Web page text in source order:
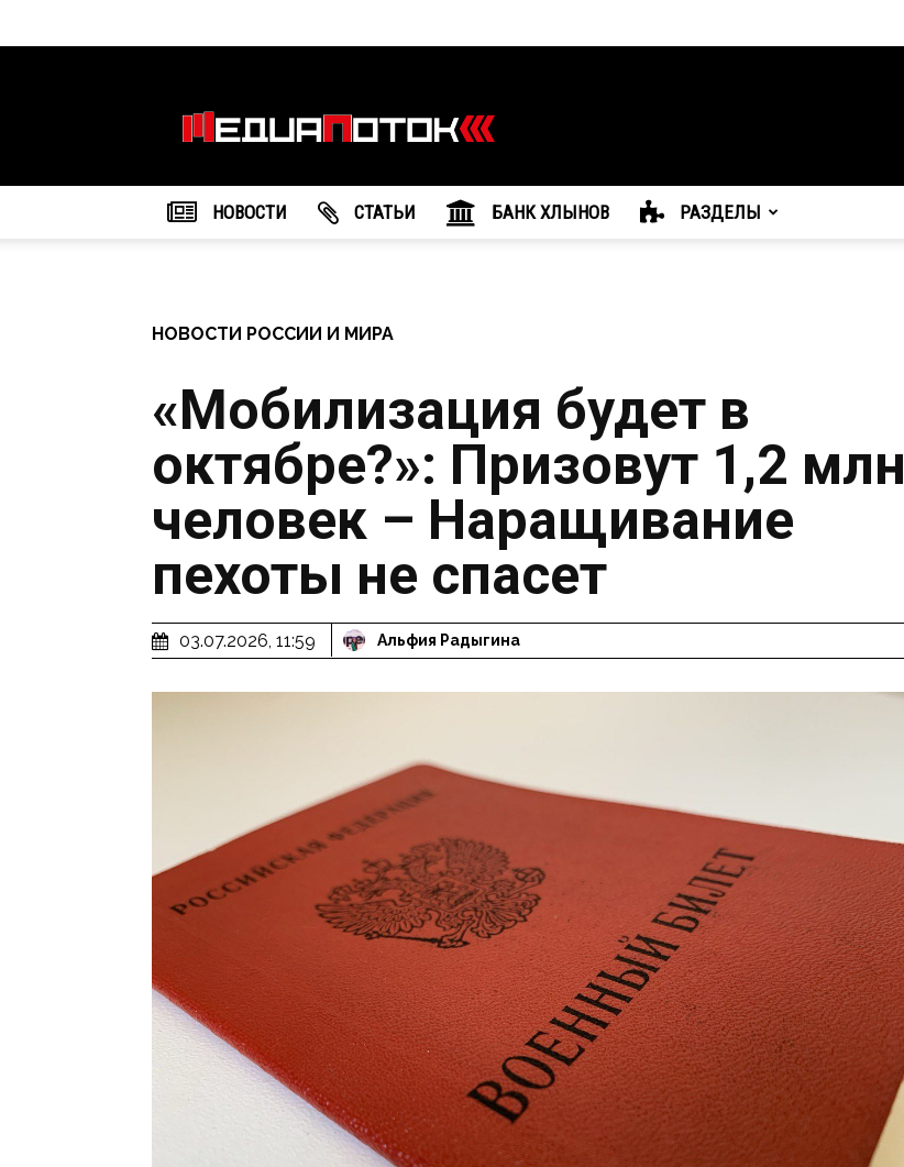
агентство
"МедиаПоток"
НОВОСТИ CТАТЬИ БАНК ХЛЫНОВ РАЗДЕЛЫ
НОВОСТИ РОССИИ И МИРА
«Мобилизация будет в
октябре?»: Призовут 1,2 млн
человек – Наращивание
пехоты не спасет
03.07.2026, 11:59 Альфия Радыгина